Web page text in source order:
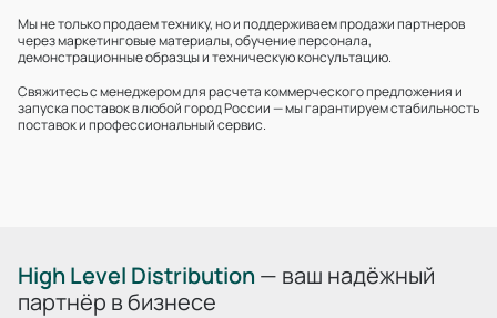
Мы не только продаем технику, но и поддерживаем продажи партнеров
через маркетинговые материалы, обучение персонала,
демонстрационные образцы и техническую консультацию.
Свяжитесь с менеджером для расчета коммерческого предложения и
запуска поставок в любой город России — мы гарантируем стабильность
поставок и профессиональный сервис.
High Level Distribution — ваш надёжный
партнёр в бизнесе